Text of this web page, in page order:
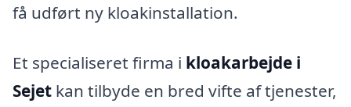
få udført ny kloakinstallation.
Et specialiseret firma i kloakarbejde i
Sejet kan tilbyde en bred vifte af tjenester,